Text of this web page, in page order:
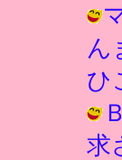
ん
ひ
求